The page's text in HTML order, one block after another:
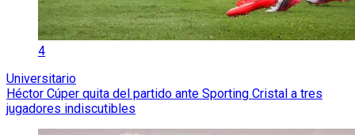
4
Universitario
Héctor Cúper quita del partido ante Sporting Cristal a tres
jugadores indiscutibles